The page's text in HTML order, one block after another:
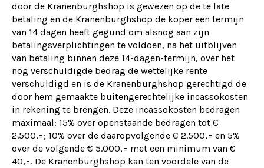
door de Kranenburghshop is gewezen op de te late
betaling en de Kranenburghshop de koper een termijn
van 14 dagen heeft gegund om alsnog aan zijn
betalingsverplichtingen te voldoen, na het uitblijven
van betaling binnen deze 14-dagen-termijn, over het
nog verschuldigde bedrag de wettelijke rente
verschuldigd en is de Kranenburghshop gerechtigd de
door hem gemaakte buitengerechtelijke incassokosten
in rekening te brengen. Deze incassokosten bedragen
maximaal: 15% over openstaande bedragen tot €
2.500,=; 10% over de daaropvolgende € 2.500,= en 5%
over de volgende € 5.000,= met een minimum van €
40,=. De Kranenburghshop kan ten voordele van de